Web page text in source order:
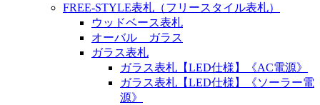
FREE-STYLE表札（フリースタイル表札）
ウッドベース表札
オーバル ガラス
ガラス表札
ガラス表札【LED仕様】《AC電源》
ガラス表札【LED仕様】《ソーラー電
源》